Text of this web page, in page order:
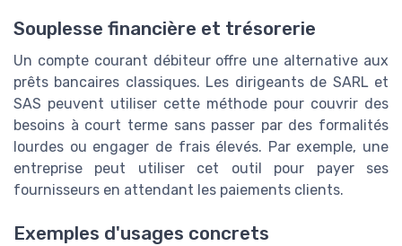
Souplesse financière et trésorerie
Un compte courant débiteur offre une alternative aux
prêts bancaires classiques. Les dirigeants de SARL et
SAS peuvent utiliser cette méthode pour couvrir des
besoins à court terme sans passer par des formalités
lourdes ou engager de frais élevés. Par exemple, une
entreprise peut utiliser cet outil pour payer ses
fournisseurs en attendant les paiements clients.
Exemples d'usages concrets